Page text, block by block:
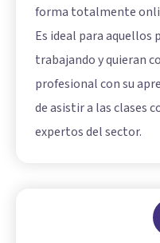
forma totalmente
Es ideal para aquellos
trabajando y quieran
profesional con su
de asistir a las clases
expertos del sector.